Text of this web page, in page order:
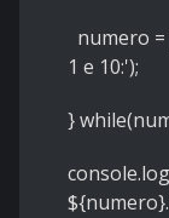
numero
1 e 10:');
}